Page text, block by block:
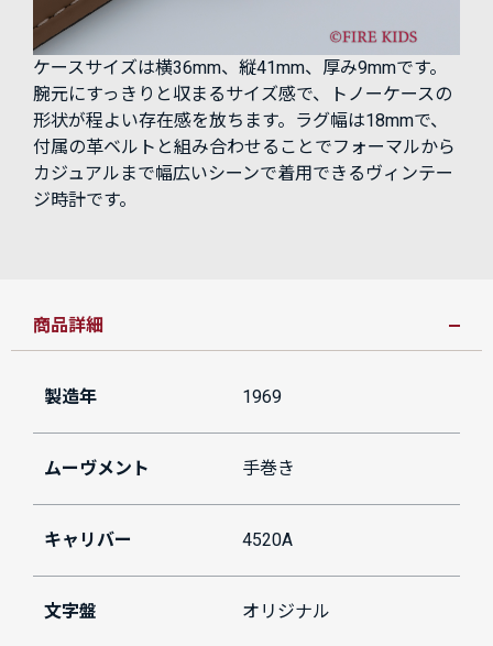
ケースサイズは横36mm、縦41mm、厚み9mmです。
腕元にすっきりと収まるサイズ感で、トノーケースの
形状が程よい存在感を放ちます。ラグ幅は18mmで、
付属の革ベルトと組み合わせることでフォーマルから
カジュアルまで幅広いシーンで着用できるヴィンテー
ジ時計です。
商品詳細
製造年 1969
ムーヴメント 手巻き
キャリバー 4520A
文字盤 オリジナル